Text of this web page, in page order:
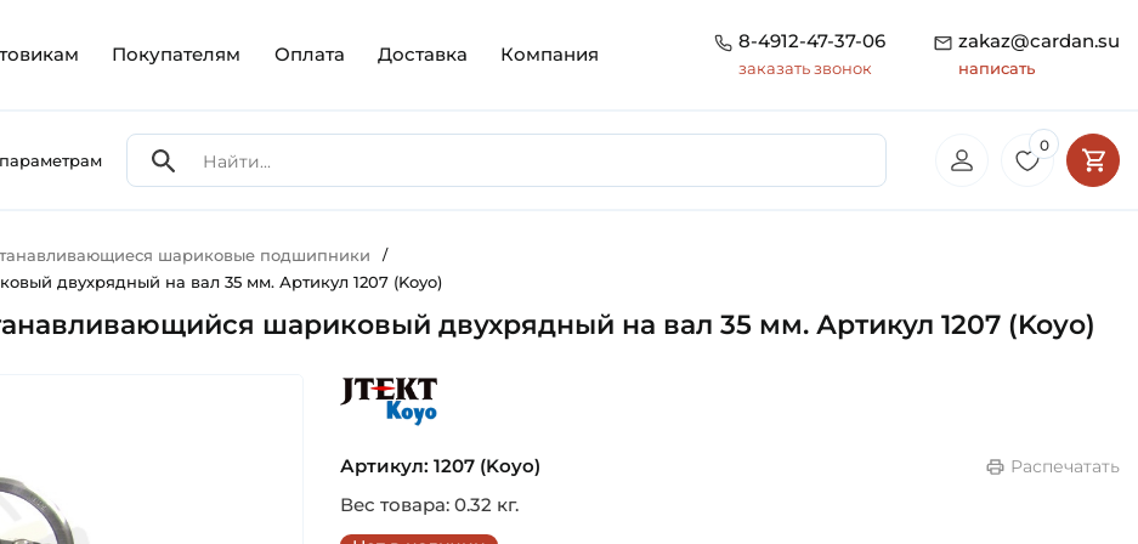
Покупателям Оплата Доставка Компания
8-4912-47-37-06
заказать звонок
zakaz@cardan.su
написать
0
шариковые подшипники /
двухрядный на вал 35 мм. Артикул 1207 (Koyo)
шариковый двухрядный на вал 35 мм. Артикул 1207 (Koyo)
Артикул: 1207 (Koyo)
Распечатать
Вес товара: 0.32 кг.